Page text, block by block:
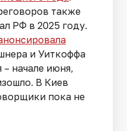
также
РФ в 2025 году.
и Уиткоффа
начале июня,
В Киев
пока не